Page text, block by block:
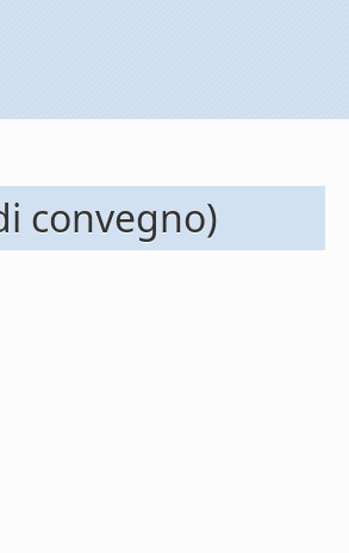
convegno)